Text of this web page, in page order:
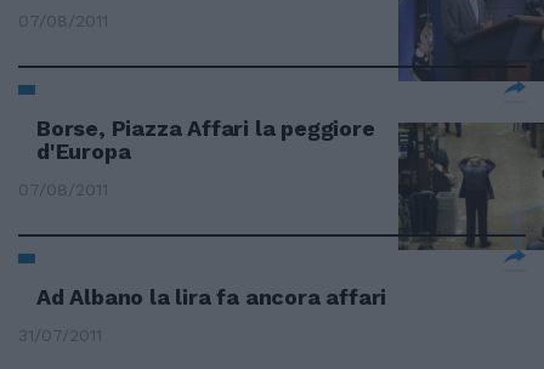
07/08/2011
Borse, Piazza Affari la peggiore
d'Europa
07/08/2011
Ad Albano la lira fa ancora affari
31/07/2011